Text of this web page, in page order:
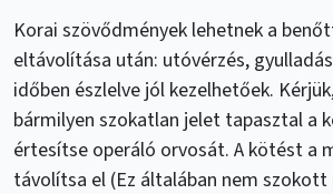
Korai szövődmények lehetnek a
eltávolítása után: utóvérzés,
időben észlelve jól kezelhetőek.
bármilyen szokatlan jelet tapasztal a
értesítse operáló orvosát. A kötést a
távolítsa el (Ez általában nem szokott